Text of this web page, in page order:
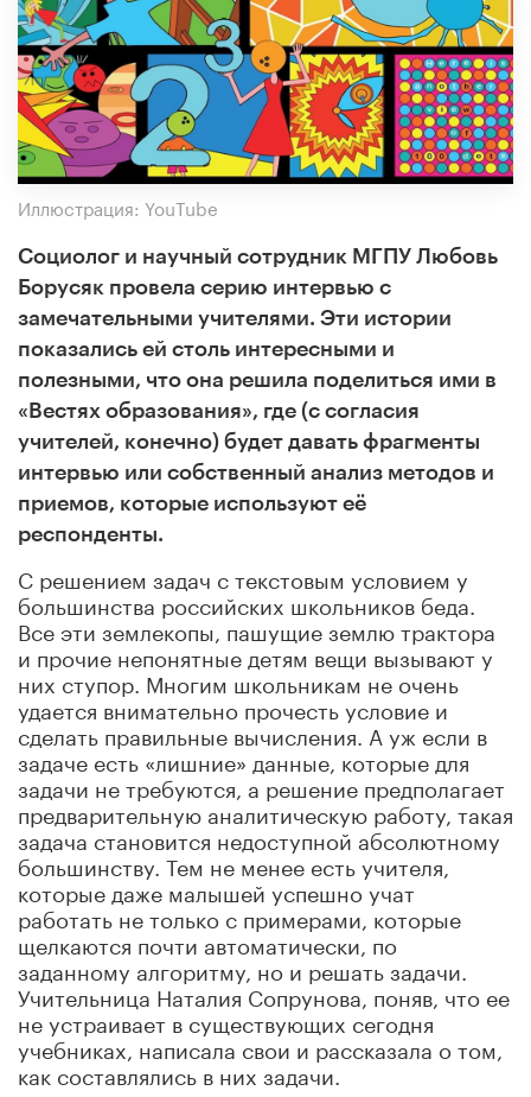
Иллюстрация: YouTube
Социолог и научный сотрудник МГПУ Любовь
Борусяк провела серию интервью с
замечательными учителями. Эти истории
показались ей столь интересными и
полезными, что она решила поделиться ими в
«Вестях образования», где (с согласия
учителей, конечно) будет давать фрагменты
интервью или собственный анализ методов и
приемов, которые используют её
респонденты.
С решением задач с текстовым условием у
большинства российских школьников беда.
Все эти землекопы, пашущие землю трактора
и прочие непонятные детям вещи вызывают у
них ступор. Многим школьникам не очень
удается внимательно прочесть условие и
сделать правильные вычисления. А уж если в
задаче есть «лишние» данные, которые для
задачи не требуются, а решение предполагает
предварительную аналитическую работу, такая
задача становится недоступной абсолютному
большинству. Тем не менее есть учителя,
которые даже малышей успешно учат
работать не только с примерами, которые
щелкаются почти автоматически, по
заданному алгоритму, но и решать задачи.
Учительница Наталия Сопрунова, поняв, что ее
не устраивает в существующих сегодня
учебниках, написала свои и рассказала о том,
как составлялись в них задачи.